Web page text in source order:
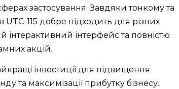
застосування. Завдяки тонкому та
115 добре підходить для різних
інтерактивний інтерфейс та повністю
акцій.
інвестиції для підвищення
та максимізації прибутку бізнесу.